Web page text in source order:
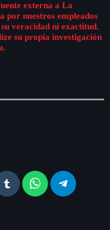
externa a La
por nuestros empleados
veracidad ni exactitud.
su propia investigación